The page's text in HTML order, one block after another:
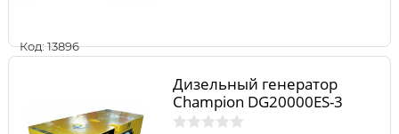
Код: 13896
Дизельный генератор
Champion DG20000ES-3